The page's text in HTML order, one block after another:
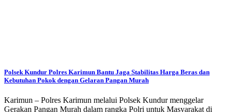
Polsek Kundur Polres Karimun Bantu Jaga Stabilitas Harga Beras dan
Kebutuhan Pokok dengan Gelaran Pangan Murah
Karimun – Polres Karimun melalui Polsek Kundur menggelar
Gerakan Pangan Murah dalam rangka Polri untuk Masyarakat di